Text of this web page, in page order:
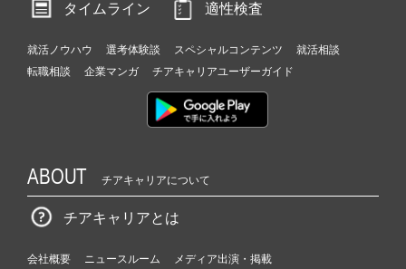
タイムライン
適性検査
就活ノウハウ 選考体験談 スペシャルコンテンツ
就活相談
転職相談
企業マンガ チアキャリアユーザーガイド
ABOUT チアキャリアについて
チアキャリアとは
会社概要 ニュースルーム
メディア出演・掲載